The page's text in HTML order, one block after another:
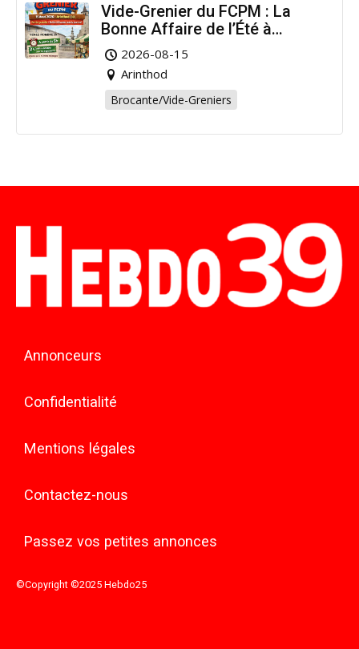
Vide-Grenier du FCPM : La
Bonne Affaire de l’Été à
Arinthod !
2026-08-15
Arinthod
Brocante/Vide-Greniers